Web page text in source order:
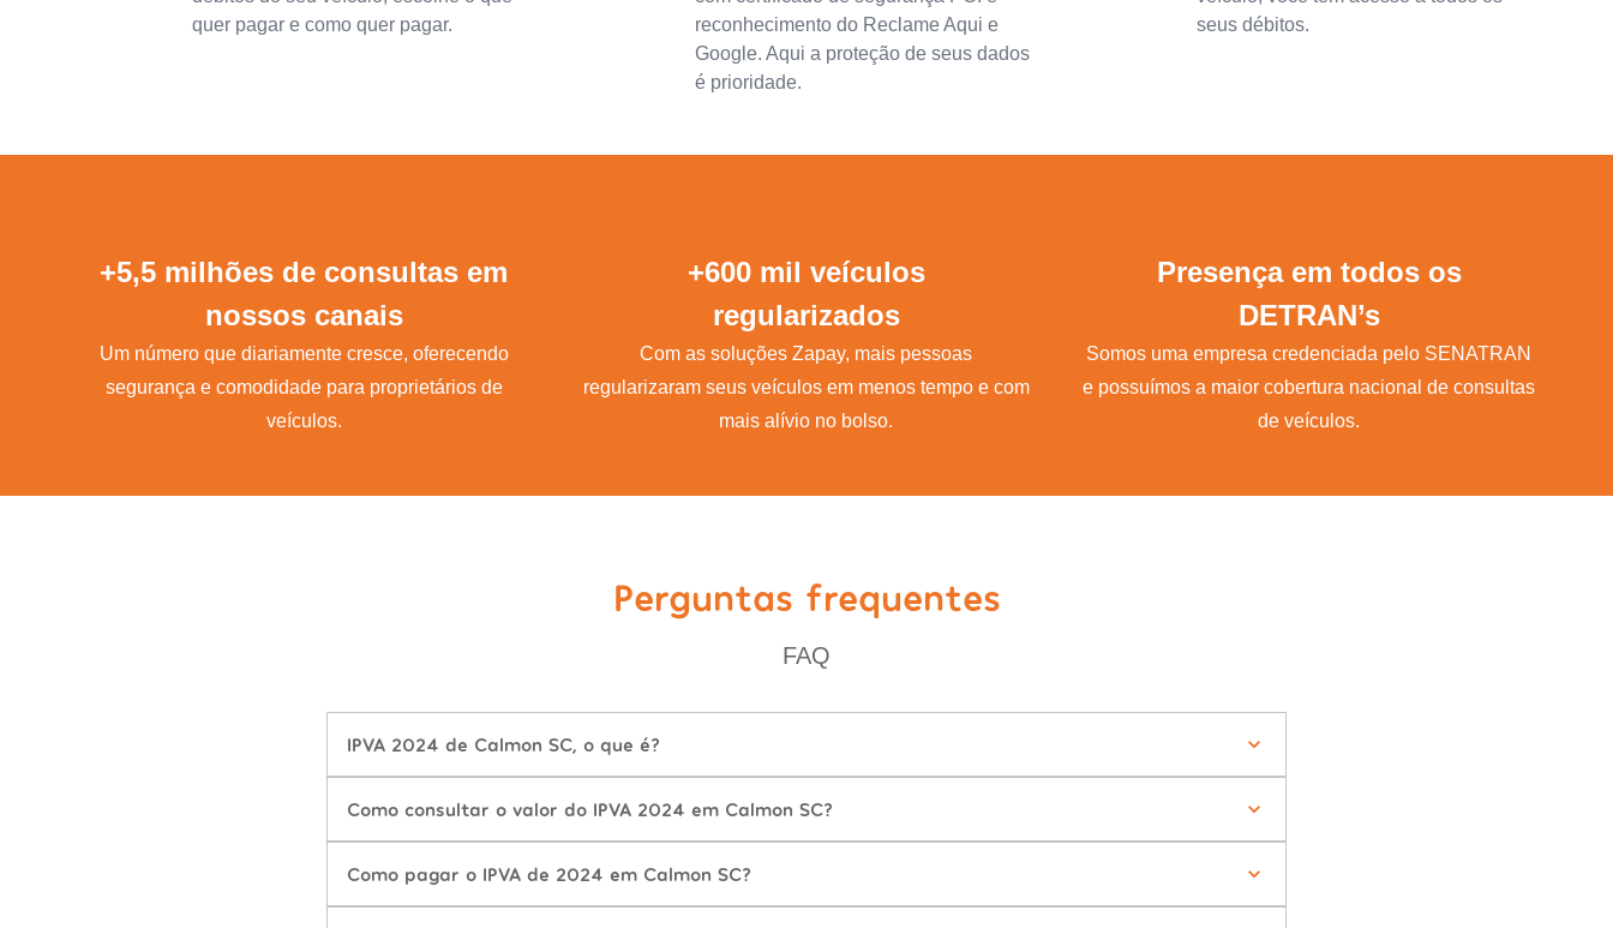
quer pagar e como quer pagar.
reconhecimento do Reclame Aqui e
Google. Aqui a proteção de seus dados
é prioridade.
seus débitos.
+5,5 milhões de consultas em
nossos canais
Um número que diariamente cresce, oferecendo
segurança e comodidade para proprietários de
veículos.
+600 mil veículos
regularizados
Com as soluções Zapay, mais pessoas
regularizaram seus veículos em menos tempo e com
mais alívio no bolso.
Presença em todos os
DETRAN’s
Somos uma empresa credenciada pelo SENATRAN
e possuímos a maior cobertura nacional de consultas
de veículos.
Perguntas frequentes
FAQ
IPVA 2024 de Calmon SC, o que é?
Como consultar o valor do IPVA 2024 em Calmon SC?
Como pagar o IPVA de 2024 em Calmon SC?